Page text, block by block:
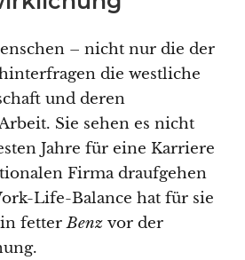
– nicht nur die der
die westliche
und deren
Sie sehen es nicht
Jahre für eine Karriere
Firma draufgehen
Life-Balance hat für sie
fetterBenzvor der